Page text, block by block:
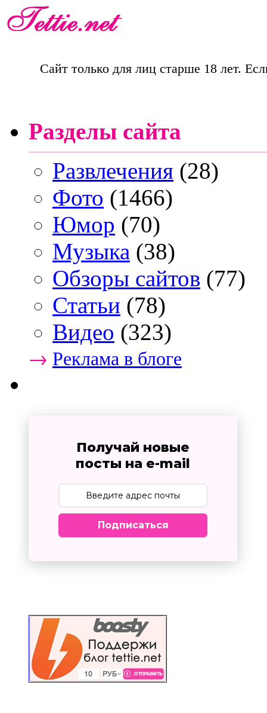
Сайт только для лиц старше 18 лет.
Разделы сайта
Развлечения (28)
Фото (1466)
Юмор (70)
Музыка (38)
Обзоры сайтов (77)
Статьи (78)
Видео (323)
→ Реклама в блоге
Получай новые
посты на e-mail
Подписаться